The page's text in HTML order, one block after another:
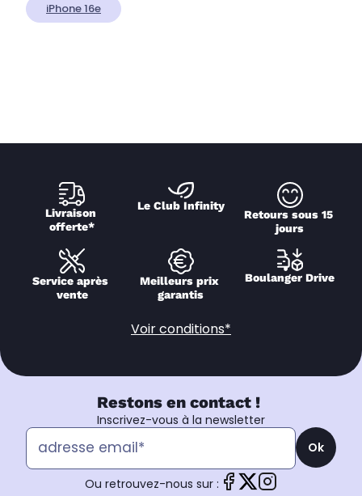
iPhone 16e
Livraison
offerte*
Le Club Infinity
Retours sous 15
jours
Service après
vente
Meilleurs prix
garantis
Boulanger Drive
Voir conditions*
Restons en contact !
Inscrivez-vous à la newsletter
Ok
Ou retrouvez-nous sur :